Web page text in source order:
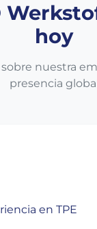
hoy
sobre nuestra
presencia global
en TPE